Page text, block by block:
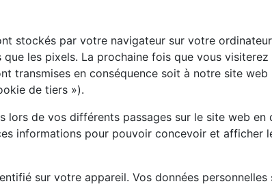
stockés par votre navigateur sur votre
les pixels. La prochaine fois que vous
transmises en conséquence soit à notre site
de tiers »).
lors de vos différents passages sur le site web
informations pour pouvoir concevoir et afficher
sur votre appareil. Vos données personnelles